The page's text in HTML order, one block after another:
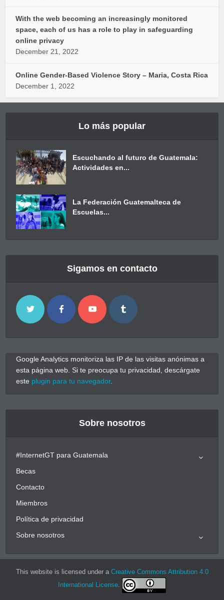
With the web becoming an increasingly monitored
space, each of us has a role to play in safeguarding
online privacy
December 21, 2022
Online Gender-Based Violence Story – Maria, Costa Rica
December 1, 2022
Lo más popular
Escuchando al futuro de Guatemala:
Actividades en...
La Federación Guatemalteca de
Escuelas...
Sigamos en contacto
Google Analytics monitoriza las IP de las visitas anónimas a
esta página web. Si te preocupa tu privacidad, descárgate
este plugin para tu navegador.
Sobre nosotros
#InternetGT para Guatemala
Becas
Contacto
Miembros
Política de privacidad
Sobre nosotros
This website is licensed under a Creative Commons Attribution 4.0
International License